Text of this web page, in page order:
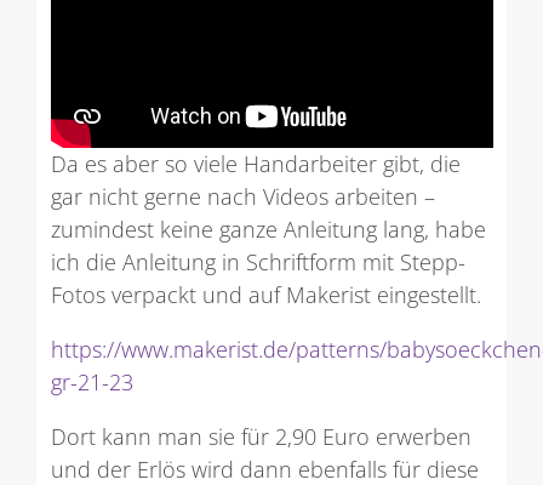
Da es aber so viele Handarbeiter gibt, die
gar nicht gerne nach Videos arbeiten –
zumindest keine ganze Anleitung lang, habe
ich die Anleitung in Schriftform mit Stepp-
Fotos verpackt und auf Makerist eingestellt.
https://www.makerist.de/patterns/
gr-21-23
Dort kann man sie für 2,90 Euro erwerben
und der Erlös wird dann ebenfalls für diese